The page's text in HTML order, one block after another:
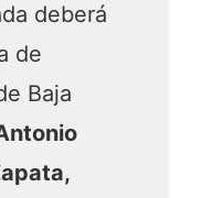
deberá
de
Baja